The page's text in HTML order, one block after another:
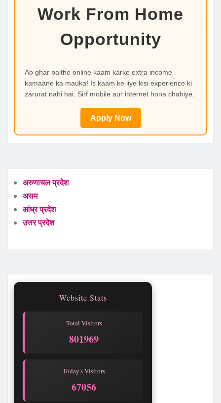
Work From Home
Opportunity
Ab ghar baithe online kaam karke extra income
kamaane ka mauka! Is kaam ke liye kisi experience ki
zarurat nahi hai. Sirf mobile aur internet hona chahiye.
Apply Now
अरुणाचल प्रदेश
असम
आंध्र प्रदेश
उत्तर प्रदेश
Website Stats
Total Visitors
801969
Today's Visitors
67056